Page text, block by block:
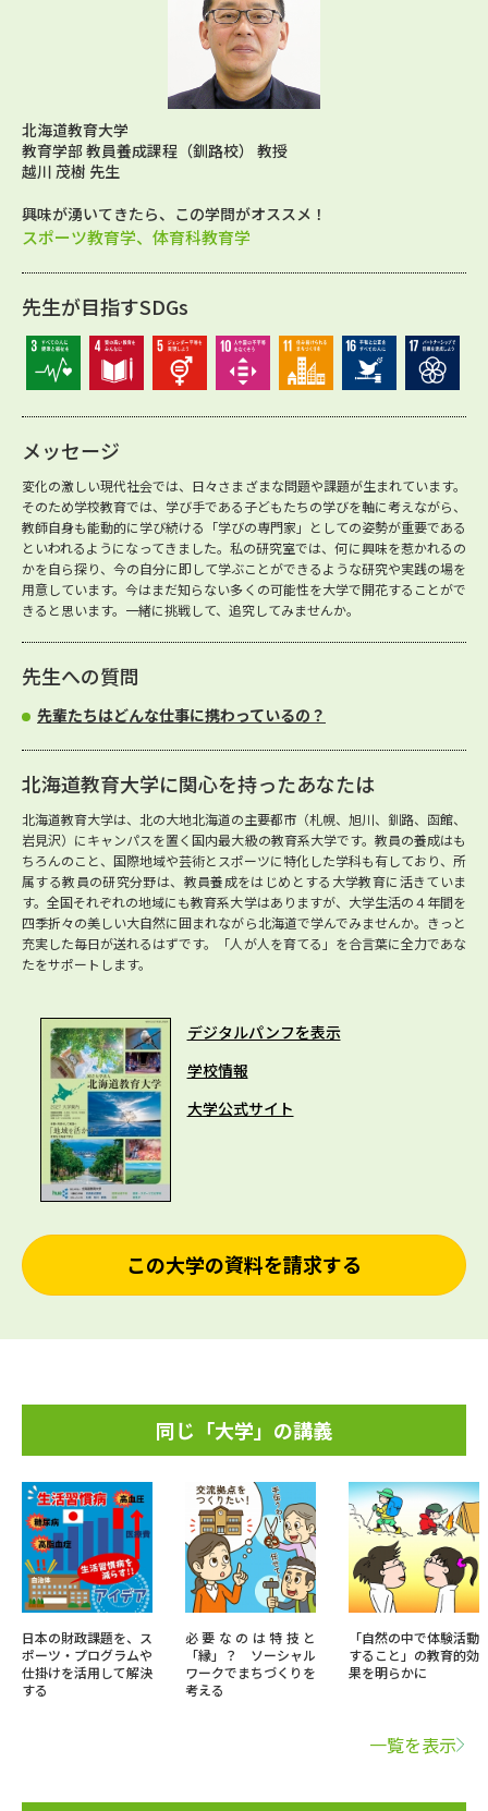
北海道教育大学
教育学部 教員養成課程（釧路校） 教授
越川 茂樹 先生
興味が湧いてきたら、この学問がオススメ！
スポーツ教育学、体育科教育学
先生が目指すSDGs
メッセージ
変化の激しい現代社会では、日々さまざまな問題や課題が生まれています。
そのため学校教育では、学び手である子どもたちの学びを軸に考えながら、
教師自身も能動的に学び続ける「学びの専門家」としての姿勢が重要である
といわれるようになってきました。私の研究室では、何に興味を惹かれるの
かを自ら探り、今の自分に即して学ぶことができるような研究や実践の場を
用意しています。今はまだ知らない多くの可能性を大学で開花することがで
きると思います。一緒に挑戦して、追究してみませんか。
先生への質問
先輩たちはどんな仕事に携わっているの？
北海道教育大学に関心を持ったあなたは
北海道教育大学は、北の大地北海道の主要都市（札幌、旭川、釧路、函館、
岩見沢）にキャンパスを置く国内最大級の教育系大学です。教員の養成はも
ちろんのこと、国際地域や芸術とスポーツに特化した学科も有しており、所
属する教員の研究分野は、教員養成をはじめとする大学教育に活きていま
す。全国それぞれの地域にも教育系大学はありますが、大学生活の４年間を
四季折々の美しい大自然に囲まれながら北海道で学んでみませんか。きっと
充実した毎日が送れるはずです。「人が人を育てる」を合言葉に全力であな
たをサポートします。
デジタルパンフを表示
学校情報
大学公式サイト
この大学の資料を請求する
同じ「大学」の講義
日本の財政課題を、ス
ポーツ・プログラムや
仕掛けを活用して解決
する
必要なのは特技と
「縁」？ ソーシャル
ワークでまちづくりを
考える
「自然の中で体験活動
すること」の教育的効
果を明らかに
一覧を表示